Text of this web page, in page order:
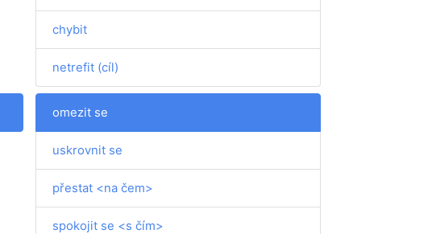
chybit
netrefit (cíl)
omezit se
uskrovnit se
přestat <na čem>
spokojit se <s čím>